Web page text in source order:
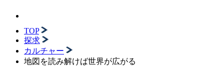
TOP
探求
カルチャー
地図を読み解けば世界が広がる